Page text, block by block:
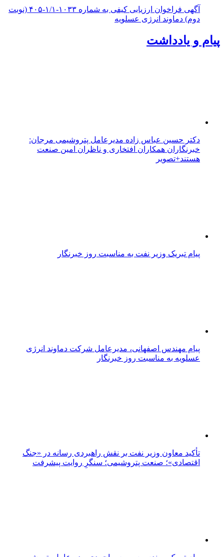
آگهی فراخوان ارزیابی کیفی به شماره ۱۰۳۳-۱/۱-۴۰۵ (نوبت
دوم) دماوند انرژی عسلویه
پیام و یادداشت
دکتر حسین عباس زاده مدیرعامل پتروشیمی مرجان:
خبرنگاران همکاران افتخاری و ناظران امین صنعت
هستند+تصویر
پیام تبریک وزیر نفت به مناسبت روز خبرنگار
پیام مهندس اصفهانی، مدیرعامل شرکت دماوند انرژی
عسلویه به مناسبت روز خبرنگار
تأکید معاون وزیر نفت بر نقش راهبردی رسانه در «جنگ
اقتصادی»؛ صنعت پتروشیمی؛ سنگرِ روایت پیشرفت